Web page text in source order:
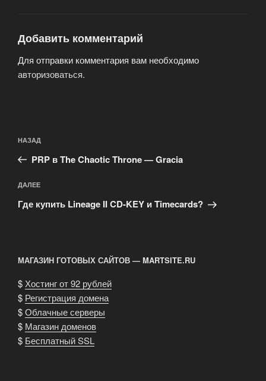
Добавить комментарий
Для отправки комментария вам необходимо
авторизоваться.
по
записям
Предыдущая
запись:
НАЗАД
PRP в The Chaotic Throne — Gracia
Следующая
запись
ДАЛЕЕ
Где купить Lineage II CD-KEY и Timecards?
МАГАЗИН ГОТОВЫХ САЙТОВ — MARTSITE.RU
$ Хостинг от 92 рублей
$ Регистрация домена
$Облачные серверы
$ Магазин доменов
$ Бесплатный SSL